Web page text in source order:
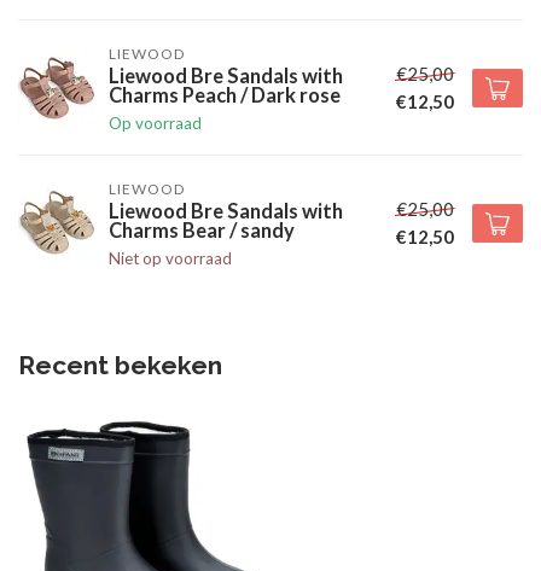
LIEWOOD
Liewood Bre Sandals with
Charms Peach / Dark rose
Op voorraad
€25,00
€12,50
LIEWOOD
Liewood Bre Sandals with
Charms Bear / sandy
Niet op voorraad
€25,00
€12,50
Recent bekeken